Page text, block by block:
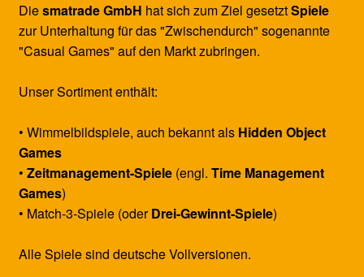
Diesmatrade GmbH hat sich zum Ziel gesetztSpiele
zur Unterhaltung für das "Zwischendurch" sogenannte
"Casual Games" auf den Markt zubringen.
Unser Sortiment enthält:
• Wimmelbildspiele, auch bekannt als Hidden Object
Games
• Zeitmanagement-Spiele(engl. Time Management
Games)
• Match-3-Spiele (oderDrei-Gewinnt-Spiele)
Alle Spiele sind deutsche Vollversionen.